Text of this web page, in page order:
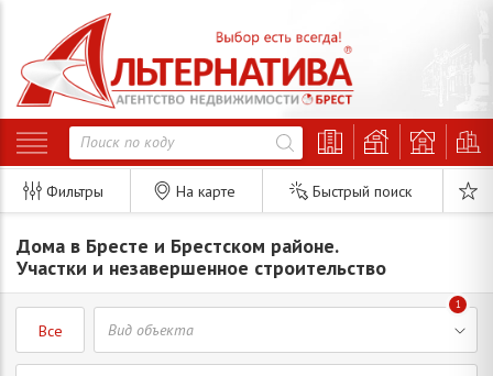
Фильтры На карте Быстрый поиск
Дома в Бресте и Брестском районе.
Участки и незавершенное строительство
Все
1